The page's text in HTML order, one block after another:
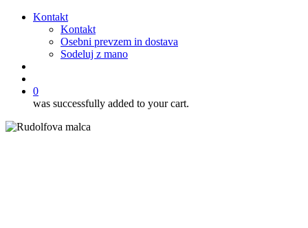
Kontakt
Kontakt
Osebni prevzem in dostava
Sodeluj z mano
0
was successfully added to your cart.